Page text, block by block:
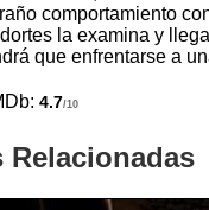
comportamiento
la examina y
que enfrentarse a
4.7/10
Relacionadas